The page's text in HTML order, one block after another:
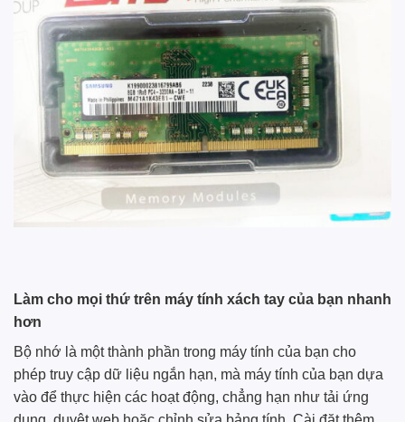
Làm cho mọi thứ trên máy tính xách tay của bạn nhanh
hơn
Bộ nhớ là một thành phần trong máy tính của bạn cho
phép truy cập dữ liệu ngắn hạn, mà máy tính của bạn dựa
vào để thực hiện các hoạt động, chẳng hạn như tải ứng